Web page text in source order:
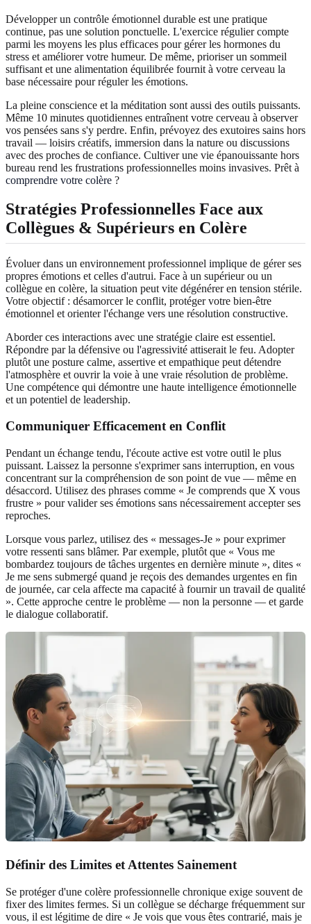
Développer un contrôle émotionnel durable est une pratique
continue, pas une solution ponctuelle. L'exercice régulier compte
parmi les moyens les plus efficaces pour gérer les hormones du
stress et améliorer votre humeur. De même, prioriser un sommeil
suffisant et une alimentation équilibrée fournit à votre cerveau la
base nécessaire pour réguler les émotions.
La pleine conscience et la méditation sont aussi des outils puissants.
Même 10 minutes quotidiennes entraînent votre cerveau à observer
vos pensées sans s'y perdre. Enfin, prévoyez des exutoires sains hors
travail — loisirs créatifs, immersion dans la nature ou discussions
avec des proches de confiance. Cultiver une vie épanouissante hors
bureau rend les frustrations professionnelles moins invasives. Prêt à
comprendre votre colère ?
Stratégies Professionnelles Face aux
Collègues & Supérieurs en Colère
Évoluer dans un environnement professionnel implique de gérer ses
propres émotions et celles d'autrui. Face à un supérieur ou un
collègue en colère, la situation peut vite dégénérer en tension stérile.
Votre objectif : désamorcer le conflit, protéger votre bien-être
émotionnel et orienter l'échange vers une résolution constructive.
Aborder ces interactions avec une stratégie claire est essentiel.
Répondre par la défensive ou l'agressivité attiserait le feu. Adopter
plutôt une posture calme, assertive et empathique peut détendre
l'atmosphère et ouvrir la voie à une vraie résolution de problème.
Une compétence qui démontre une haute intelligence émotionnelle
et un potentiel de leadership.
Communiquer Efficacement en Conflit
Pendant un échange tendu, l'écoute active est votre outil le plus
puissant. Laissez la personne s'exprimer sans interruption, en vous
concentrant sur la compréhension de son point de vue — même en
désaccord. Utilisez des phrases comme « Je comprends que X vous
frustre » pour valider ses émotions sans nécessairement accepter ses
reproches.
Lorsque vous parlez, utilisez des « messages-Je » pour exprimer
votre ressenti sans blâmer. Par exemple, plutôt que « Vous me
bombardez toujours de tâches urgentes en dernière minute », dites «
Je me sens submergé quand je reçois des demandes urgentes en fin
de journée, car cela affecte ma capacité à fournir un travail de qualité
». Cette approche centre le problème — non la personne — et garde
le dialogue collaboratif.
Définir des Limites et Attentes Sainement
Se protéger d'une colère professionnelle chronique exige souvent de
fixer des limites fermes. Si un collègue se décharge fréquemment sur
vous, il est légitime de dire « Je vois que vous êtes contrarié, mais je